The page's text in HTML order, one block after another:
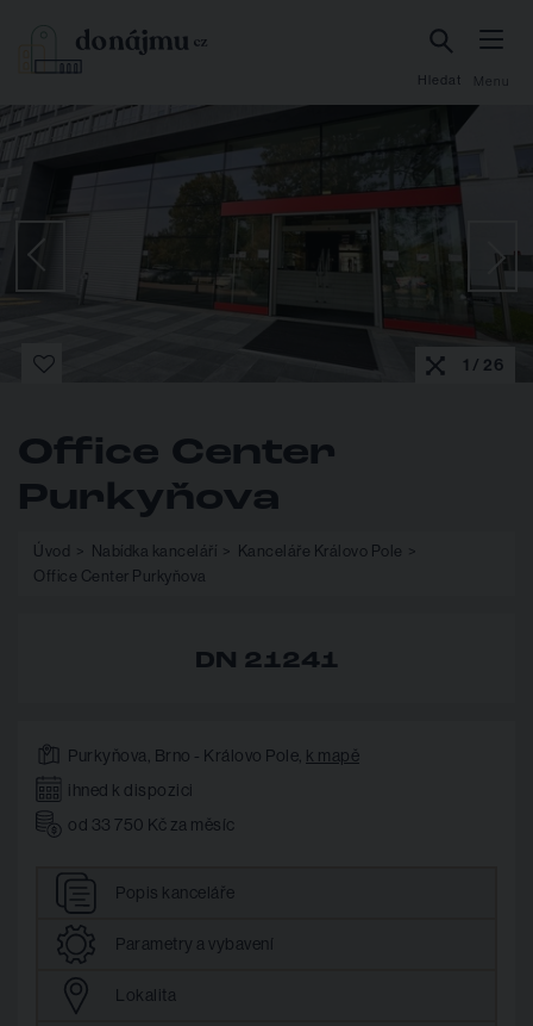
Hledat Menu
1 / 26
Office Center
Purkyňova
Úvod Nabídka kanceláří
Kanceláře Královo Pole
Office Center Purkyňova
DN 21241
Purkyňova, Brno - Královo Pole, k mapě
ihned k dispozici
od 33 750 Kč za měsíc
Popis kanceláře
Parametry a vybavení
Lokalita